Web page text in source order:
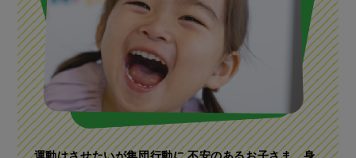
運動はさせたいが集団行動に 不安のあるお子さま、身